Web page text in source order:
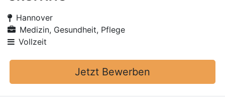
Hannover
Medizin, Gesundheit, Pflege
Vollzeit
Jetzt Bewerben